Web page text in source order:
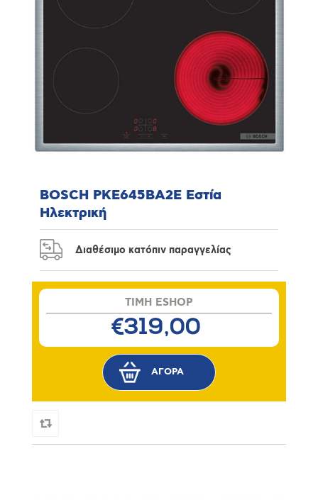
BOSCH PKE645BA2E Εστία
Ηλεκτρική
Διαθέσιμο κατόπιν παραγγελίας
TIMH ESHOP
€319,00